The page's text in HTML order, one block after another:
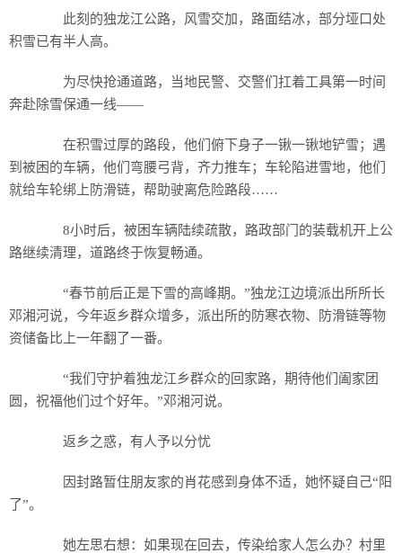
此刻的独龙江公路，风雪交加，路面结冰，部分垭口处
积雪已有半人高。
为尽快抢通道路，当地民警、交警们扛着工具第一时间
奔赴除雪保通一线——
在积雪过厚的路段，他们俯下身子一锹一锹地铲雪；遇
到被困的车辆，他们弯腰弓背，齐力推车；车轮陷进雪地，他们
就给车轮绑上防滑链，帮助驶离危险路段……
8小时后，被困车辆陆续疏散，路政部门的装载机开上公
路继续清理，道路终于恢复畅通。
“春节前后正是下雪的高峰期。”独龙江边境派出所所长
邓湘河说，今年返乡群众增多，派出所的防寒衣物、防滑链等物
资储备比上一年翻了一番。
“我们守护着独龙江乡群众的回家路，期待他们阖家团
圆，祝福他们过个好年。”邓湘河说。
返乡之惑，有人予以分忧
因封路暂住朋友家的肖花感到身体不适，她怀疑自己“阳
了”。
她左思右想：如果现在回去，传染给家人怎么办？村里